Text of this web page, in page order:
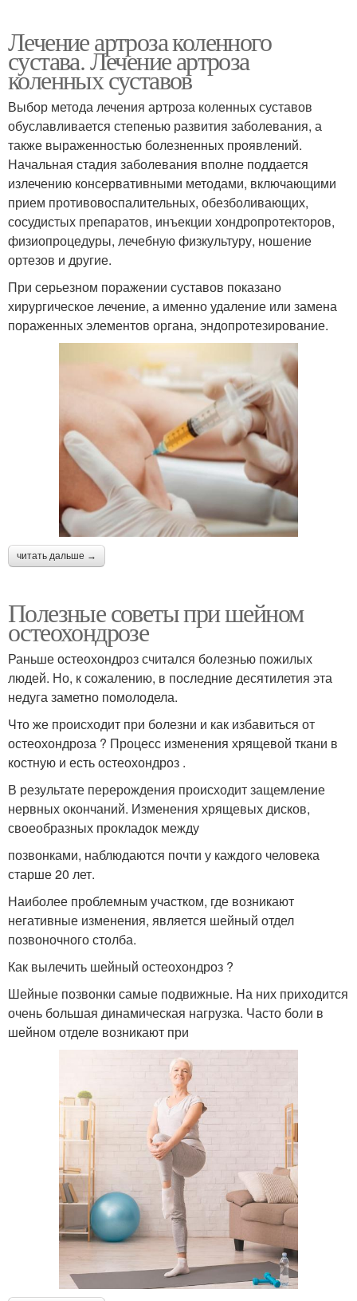
Лечение артроза коленного
сустава. Лечение артроза
коленных суставов
Выбор метода лечения артроза коленных суставов
обуславливается степенью развития заболевания, а
также выраженностью болезненных проявлений.
Начальная стадия заболевания вполне поддается
излечению консервативными методами, включающими
прием противовоспалительных, обезболивающих,
сосудистых препаратов, инъекции хондропротекторов,
физиопроцедуры, лечебную физкультуру, ношение
ортезов и другие.
При серьезном поражении суставов показано
хирургическое лечение, а именно удаление или замена
пораженных элементов органа, эндопротезирование.
читать дальше →
Полезные советы при шейном
остеохондрозе
Раньше остеохондроз считался болезнью пожилых
людей. Но, к сожалению, в последние десятилетия эта
недуга заметно помолодела.
Что же происходит при болезни и как избавиться от
остеохондроза ? Процесс изменения хрящевой ткани в
костную и есть остеохондроз .
В результате перерождения происходит защемление
нервных окончаний. Изменения хрящевых дисков,
своеобразных прокладок между
позвонками, наблюдаются почти у каждого человека
старше 20 лет.
Наиболее проблемным участком, где возникают
негативные изменения, является шейный отдел
позвоночного столба.
Как вылечить шейный остеохондроз ?
Шейные позвонки самые подвижные. На них приходится
очень большая динамическая нагрузка. Часто боли в
шейном отделе возникают при